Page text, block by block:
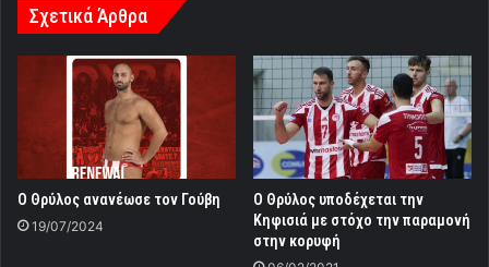
Σχετικά Άρθρα
Ο Θρύλος ανανέωσε τον Γούβη
19/07/2024
Ο Θρύλος υποδέχεται την
Κηφισιά με στόχο την παραμονή
στην κορυφή